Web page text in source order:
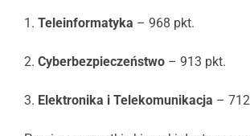
1. Teleinformatyka – 968 pkt.
2. Cyberbezpieczeństwo – 913 pkt.
3. Elektronika i Telekomunikacja –